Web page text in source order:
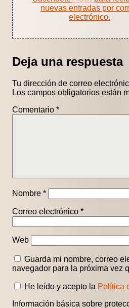
nuevas entradas por
electrónico.
Deja una respuesta
Tu dirección de correo
Los campos obligatorios están
Comentario *
Nombre *
Correo electrónico *
Web
Guarda mi nombre, correo
navegador para la próxima vez
He leído y acepto la Política
Información básica sobre